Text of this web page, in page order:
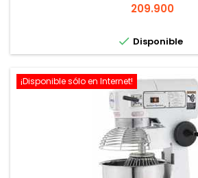
Precio
209.900
 Disponible
¡Disponible sólo en Internet!